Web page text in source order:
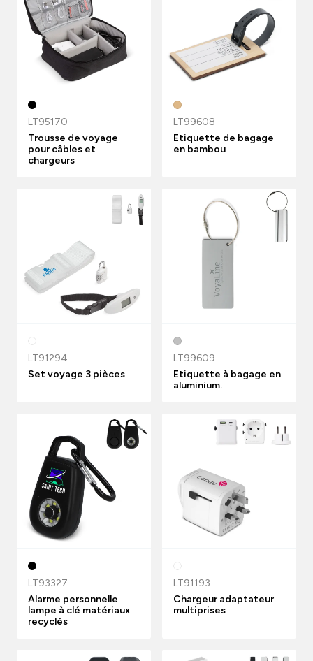
LT95170
Trousse de voyage
pour câbles et
chargeurs
LT99608
Etiquette de bagage
en bambou
LT91294
Set voyage 3 pièces
LT99609
Etiquette à bagage en
aluminium.
LT93327
Alarme personnelle
lampe à clé matériaux
recyclés
LT91193
Chargeur adaptateur
multiprises